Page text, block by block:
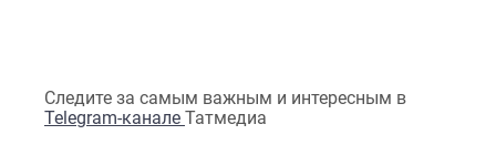
Следите за самым важным и интересным в
Telegram-канале Татмедиа